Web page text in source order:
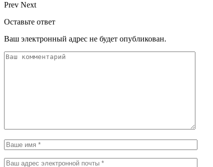
Prev Next
Оставьте ответ
Ваш электронный адрес не будет опубликован.